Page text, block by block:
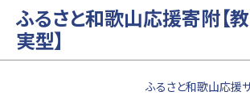
ふるさと和歌山応援寄附【
実型】
ふるさと和歌山応援